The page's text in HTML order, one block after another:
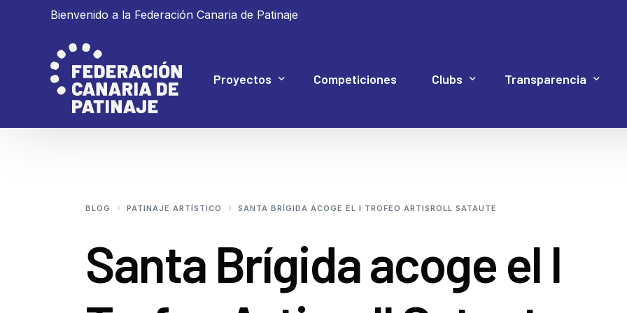
Bienvenido a la Federación Canaria de Patinaje
Proyectos Competiciones Clubs
Patinaje artístico
Patinaje velocidad
Transparencia
Elecciones
BLOG PATINAJE ARTÍSTICO SANTA BRÍGIDA ACOGE EL I TROFEO ARTISROLL SATAUTE
Santa Brígida acoge el I